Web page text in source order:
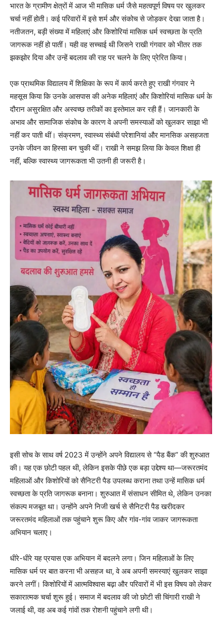
भारत के ग्रामीण क्षेत्रों में आज भी मासिक धर्म जैसे महत्वपूर्ण विषय पर खुलकर
चर्चा नहीं होती। कई परिवारों में इसे शर्म और संकोच से जोड़कर देखा जाता है।
नतीजतन, बड़ी संख्या में महिलाएं और किशोरियां मासिक धर्म स्वच्छता के प्रति
जागरूक नहीं हो पातीं। यही वह सच्चाई थी जिसने राखी गंगवार को भीतर तक
झकझोर दिया और उन्हें बदलाव की राह पर चलने के लिए प्रेरित किया।
एक प्राथमिक विद्यालय में शिक्षिका के रूप में कार्य करते हुए राखी गंगवार ने
महसूस किया कि उनके आसपास की अनेक महिलाएं और किशोरियां मासिक धर्म के
दौरान असुरक्षित और अस्वच्छ तरीकों का इस्तेमाल कर रही हैं। जानकारी के
अभाव और सामाजिक संकोच के कारण वे अपनी समस्याओं को खुलकर साझा भी
नहीं कर पाती थीं। संक्रमण, स्वास्थ्य संबंधी परेशानियां और मानसिक असहजता
उनके जीवन का हिस्सा बन चुकी थीं। राखी ने समझ लिया कि केवल शिक्षा ही
नहीं, बल्कि स्वास्थ्य जागरूकता भी उतनी ही जरूरी है।
इसी सोच के साथ वर्ष 2023 में उन्होंने अपने विद्यालय से “पैड बैंक” की शुरुआत
की। यह एक छोटी पहल थी, लेकिन इसके पीछे एक बड़ा उद्देश्य था—जरूरतमंद
महिलाओं और किशोरियों को सैनिटरी पैड उपलब्ध कराना तथा उन्हें मासिक धर्म
स्वच्छता के प्रति जागरूक बनाना। शुरुआत में संसाधन सीमित थे, लेकिन उनका
संकल्प मजबूत था। उन्होंने अपने निजी खर्च से सैनिटरी पैड खरीदकर
जरूरतमंद महिलाओं तक पहुंचाने शुरू किए और गांव-गांव जाकर जागरूकता
अभियान चलाए।
धीरे-धीरे यह प्रयास एक अभियान में बदलने लगा। जिन महिलाओं के लिए
मासिक धर्म पर बात करना भी असहज था, वे अब अपनी समस्याएं खुलकर साझा
करने लगीं। किशोरियों में आत्मविश्वास बढ़ा और परिवारों में भी इस विषय को लेकर
सकारात्मक चर्चा शुरू हुई। समाज में बदलाव की जो छोटी सी चिंगारी राखी ने
जलाई थी, वह अब कई गांवों तक रोशनी पहुंचाने लगी थी।